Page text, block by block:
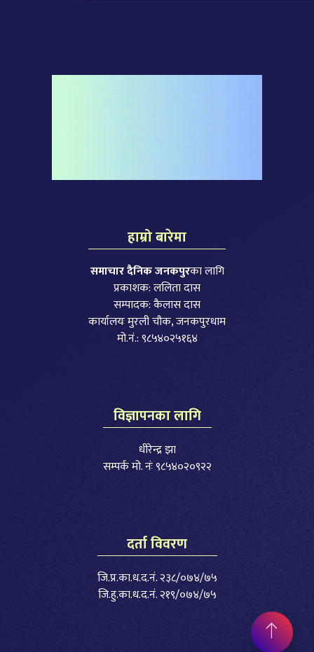
हाम्रो बारेमा
समाचार दैनिक जनकपुरका लागि
प्रकाशक: ललिता दास
सम्पादक: कैलास दास
कार्यालयः मुरली चौक, जनकपुरधाम
मो.नं.: ९८५४०२५१६४
विज्ञापनका लागि
धीरेन्द्र झा
सम्पर्क मो. नंः ९८५४०२०९२२
दर्ता विवरण
जि.प्र.का.ध.द.नं. २३८/०७४/७५
जि.हु.का.ध.द.नं. २१९/०७४/७५